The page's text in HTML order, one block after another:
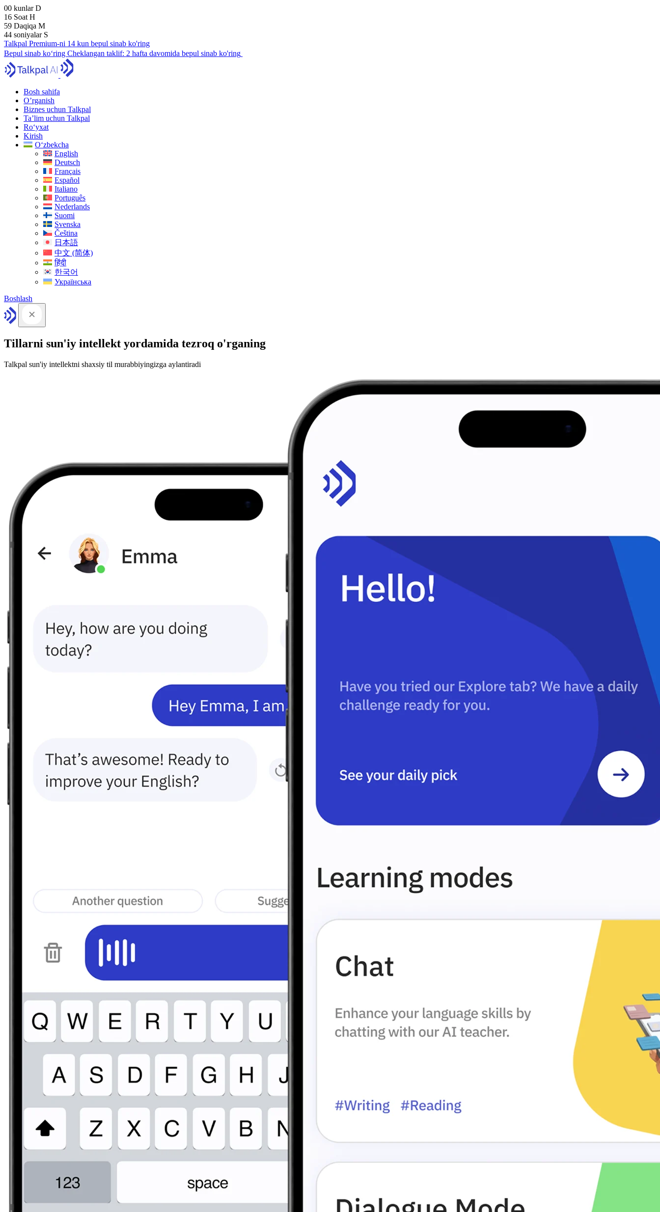
00 kunlarD
16 Soat H
59 Daqiqa M
43 soniyalar S
Talkpal Premium-ni 14 kun bepul sinab ko'ring
Bepul sinab ko‘ring Cheklangan taklif: 2 hafta davomida bepul sinab ko'ring
Bosh sahifa
O’rganish
Biznes uchun Talkpal
Ta’lim uchun Talkpal
Ro‘yxat
Kirish
O‘zbekcha
English
Deutsch
Français
Español
Italiano
Português
Nederlands
Suomi
Svenska
Čeština
日本語
中文 (简体)
हिंदी
한국어
Українська
Boshlash
Tillarni sun'iy intellekt yordamida tezroq o'rganing
Talkpal sun'iy intellektni shaxsiy til murabbiyingizga aylantiradi